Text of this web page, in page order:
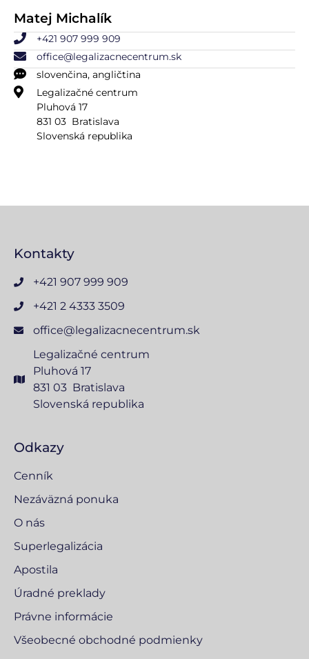
Matej Michalík
+421 907 999 909
office@legalizacnecentrum.sk
slovenčina, angličtina
Legalizačné centrum
Pluhová 17
831 03 Bratislava
Slovenská republika
Kontakty
+421 907 999 909
+421 2 4333 3509
office@legalizacnecentrum.sk
Legalizačné centrum
Pluhová 17
831 03 Bratislava
Slovenská republika
Odkazy
Cenník
Nezáväzná ponuka
O nás
Superlegalizácia
Apostila
Úradné preklady
Právne informácie
Všeobecné obchodné podmienky